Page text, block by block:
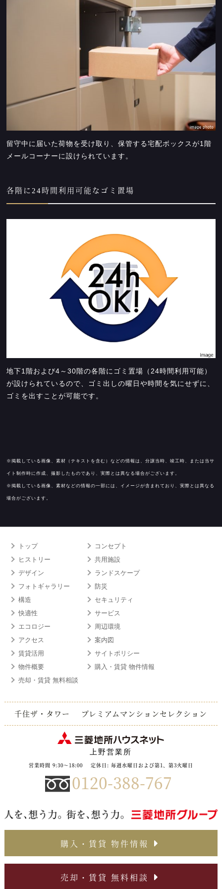
留守中に届いた荷物を受け取り、保管する宅配ボックスが1階
メールコーナーに設けられています。
各階に24時間利用可能なゴミ置場
地下1階および4～30階の各階にゴミ置場（24時間利用可能）
が設けられているので、ゴミ出しの曜日や時間を気にせずに、
ゴミを出すことが可能です。
※掲載している画像、素材（テキストを含む）などの情報は、分譲当時、竣工時、または当サ
イト制作時に作成、撮影したものであり、実際とは異なる場合がございます。
※掲載している画像、素材などの情報の一部には、イメージが含まれており、実際とは異なる
場合がございます。
トップ
コンセプト
ヒストリー
共用施設
デザイン
ランドスケープ
フォトギャラリー
防災
構造
セキュリティ
快適性
サービス
エコロジー
周辺環境
アクセス
案内図
賃貸活用
サイトポリシー
物件概要
購入・賃貸 物件情報
売却・賃貸 無料相談
千住ザ・タワー プレミアムマンションセレクション
上野営業所
営業時間 9:30～18:00 定休日: 毎週水曜日および第1、第3火曜日
0120-388-767
購入・賃貸 物件情報
売却・賃貸 無料相談